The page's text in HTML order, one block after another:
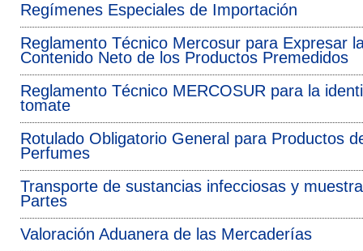
Regímenes Especiales de Importación
Reglamento Técnico Mercosur para Expresar
Contenido Neto de los Productos Premedidos
Reglamento Técnico MERCOSUR para la
tomate
Rotulado Obligatorio General para Productos
Perfumes
Transporte de sustancias infecciosas y
Partes
Valoración Aduanera de las Mercaderías